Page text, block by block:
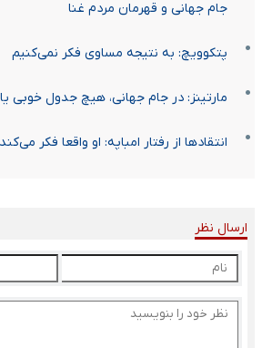
جام جهانی و قهرمان مردم غنا
پتکوویچ: به نتیجه مساوی فکر نمی‌کنیم
مارتینز: در جام جهانی، هیچ جدول خوبی
انتقادها از رفتار امباپه: او واقعا فکر
ارسال نظر